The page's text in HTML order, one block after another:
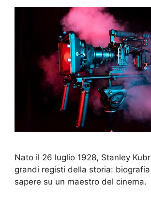
Nato il 26 luglio 1928, Stanley
grandi registi della storia:
sapere su un maestro del cinema.